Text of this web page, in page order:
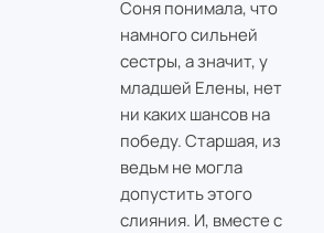
Соня понимала, что
намного сильней
сестры, а значит, у
младшей Елены, нет
ни каких шансов на
победу. Старшая, из
ведьм не могла
допустить этого
слияния. И, вместе с